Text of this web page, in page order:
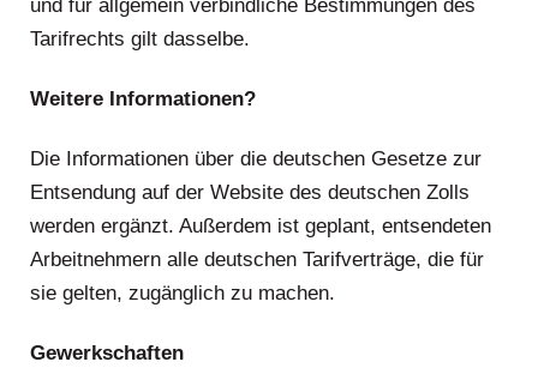
und für allgemein verbindliche Bestimmungen des
Tarifrechts gilt dasselbe.
Weitere Informationen?
Die Informationen über die deutschen Gesetze zur
Entsendung auf der Website des deutschen Zolls
werden ergänzt. Außerdem ist geplant, entsendeten
Arbeitnehmern alle deutschen Tarifverträge, die für
sie gelten, zugänglich zu machen.
Gewerkschaften